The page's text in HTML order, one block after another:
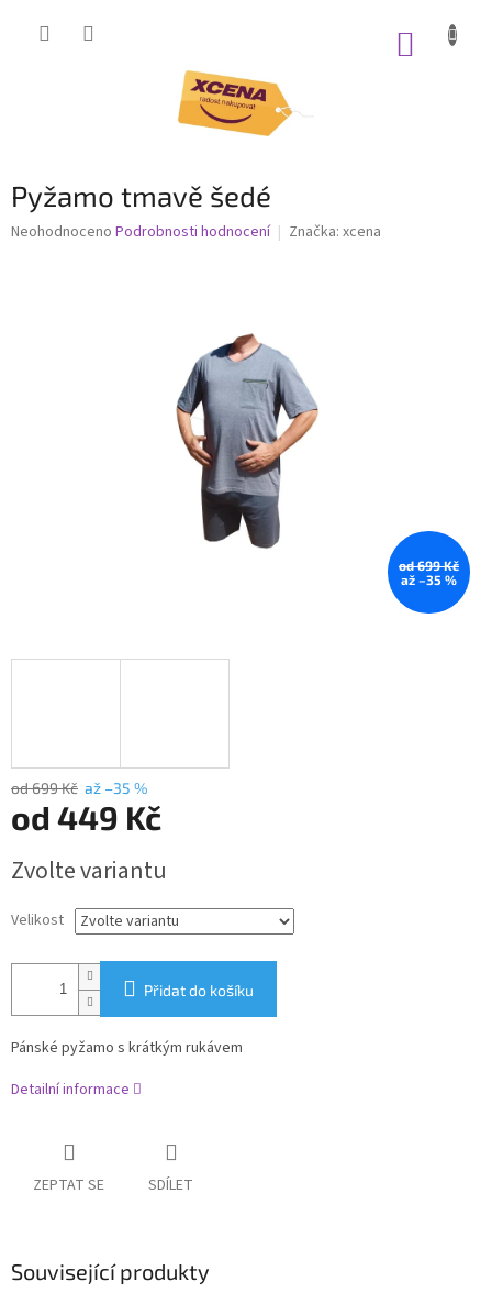
Pyžamo tmavě šedé
Průměrné
Neohodnoceno Podrobnosti hodnocení Značka: xcena
od 699 Kč
až –35 %
od 699 Kč až –35 %
od 449 Kč
cena:
Zvolte variantu
Velikost
Přidat do košíku
Pánské pyžamo s krátkým rukávem
Detailní informace
ZEPTAT SE SDÍLET
Související produkty